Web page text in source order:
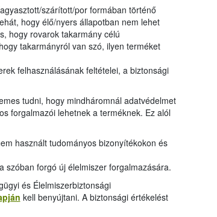
szárított/por formában történő
hogy élő/nyers állapotban nem lehet
hogy rovarok takarmány célú
takarmányról van szó, ilyen terméket
felhasználásának feltételei, a biztonsági
tudni, hogy mindháromnál adatvédelmet
forgalmazói lehetnek a terméknek. Ez alól
használt tudományos bizonyítékokon és
szóban forgó új élelmiszer forgalmazására.
és Élelmiszerbiztonsági
kell benyújtani. A biztonsági értékelést